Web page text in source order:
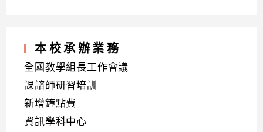
本校承辦業務
全國教學組長工作會議
課諮師研習培訓
新增鐘點費
資訊學科中心